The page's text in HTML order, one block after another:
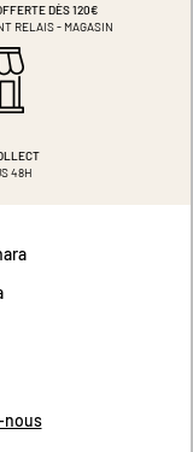
DÈS 120€
RELAIS - MAGASIN
48H
nous